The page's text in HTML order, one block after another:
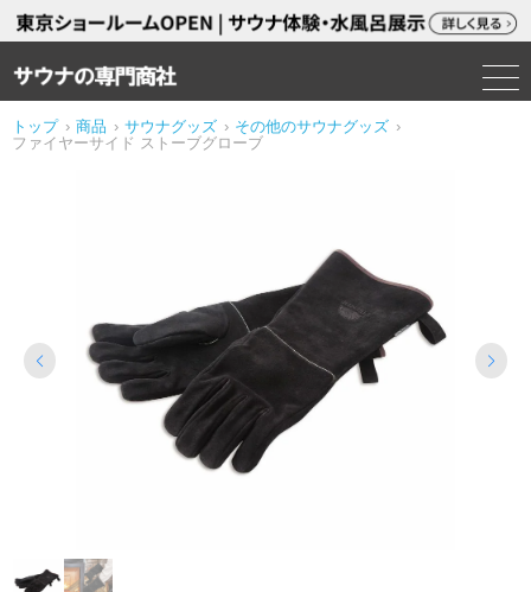
トップ › 商品 › サウナグッズ › その他のサウナグッズ ›
ファイヤーサイド ストーブグローブ